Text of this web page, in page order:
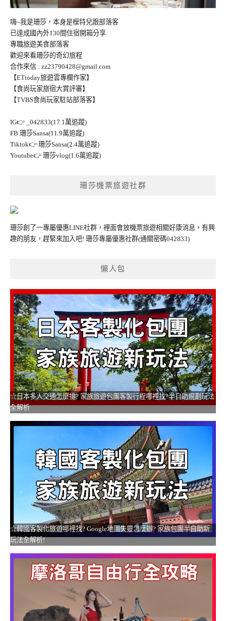
嗨~我是珊莎，本身是模特兒跟部落客
已達成國內外130間住宿開箱分享
專職旅遊美食部落客
歡迎來看珊莎的奇幻旅程
合作來信 : zz23790428@gmail.com
【ETtoday旅遊雲專欄作家】
【食尚玩家旅宿大賞評審】
【TVBS食尚玩家駐站部落客】
IG👉
_042833(17.1萬追蹤)
FB 珊莎Sansa(11.9萬追蹤)
Tiktok👉 珊莎Sansa(2.4萬追蹤)
Youtube👉 珊莎vlog(1.6萬追蹤)
珊莎機票旅遊社群
珊莎創了一專屬優惠LINE社群，裡面會放機票旅遊相關好康消息，有興
趣的朋友，趕緊來加入吧! 珊莎專屬優惠社群(通關密碼042833)
懶人包
☆日本多人交通怎麼排? 家族旅遊包團客製行程哪裡找?半自助規劃玩法
全解析
☆韓國客製化旅遊哪裡找? Google地圖失靈怎麼辦? 家族包團半自助新
玩法全解析!